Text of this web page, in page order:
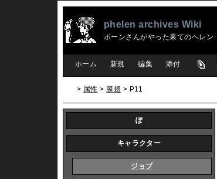
phelen archives Wiki
ポーンさんがやった果てのヘレン
ホーム 新規 編集 添付
> 属性 > 膜翅 > P11
ぽ
キャラクター
ジョブ